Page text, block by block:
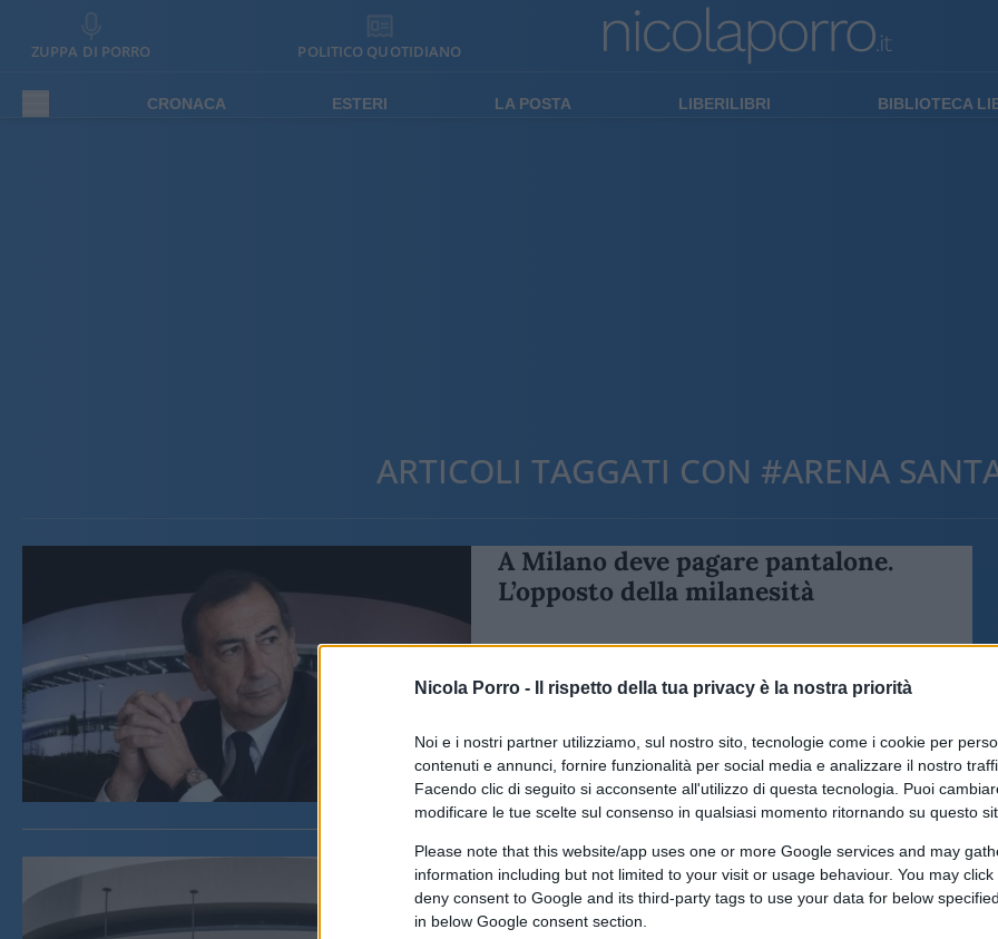
Nicola Porro - Il rispetto della tua privacy è la nostra priorità
Noi e i nostri partner utilizziamo, sul nostro sito, tecnologie come i cookie per
contenuti e annunci, fornire funzionalità per social media e analizzare il nostro
Facendo clic di seguito si acconsente all'utilizzo di questa tecnologia. Puoi
modificare le tue scelte sul consenso in qualsiasi momento ritornando su questo
Please note that this website/app uses one or more Google services and may
information including but not limited to your visit or usage behaviour. You may
deny consent to Google and its third-party tags to use your data for below
in below Google consent section.
ZUPPA DI PORRO POLITICO QUOTIDIANO
CRONACA ESTERI LA POSTA LIBERILIBRI BIBLIOTECA
ARTICOLI TAGGATI CON #ARENA
A Milano deve pagare pantalone.
L’opposto della milanesità
di Fabio Massa
7 Maggio 2026, 11:52
4.3k
La legacy delle Olimpiadi: nessuna
grande opera resta impunita